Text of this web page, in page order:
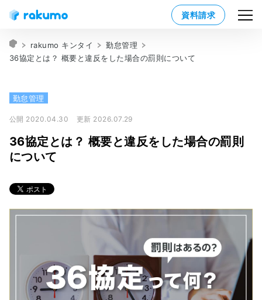
資料請求
rakumo キンタイ
勤怠管理
36協定とは？ 概要と違反をした場合の罰則について
勤怠管理
公開 2020.04.30 更新 2026.07.29
36協定とは？ 概要と違反をした場合の罰則
について